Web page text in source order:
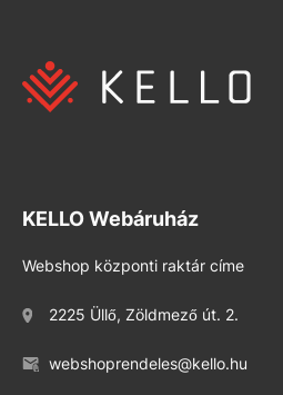
KELLO Webáruház
Webshop központi raktár címe
2225 Üllő, Zöldmező út. 2.
webshoprendeles@kello.hu